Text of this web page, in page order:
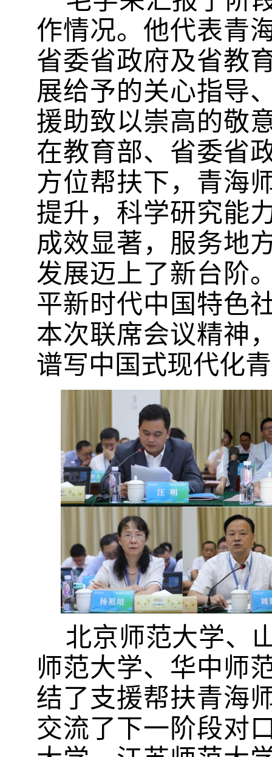
作情况。他代表青
省委省政府及省教
展给予的关心指导
援助致以崇高的敬
在教育部、省委省
方位帮扶下，青海
提升，科学研究能
成效显著，服务地
发展迈上了新台阶
平新时代中国特色
本次联席会议精神
谱写中国式现代化
北京师范大学、
师范大学、华中师
结了支援帮扶青海
交流了下一阶段对